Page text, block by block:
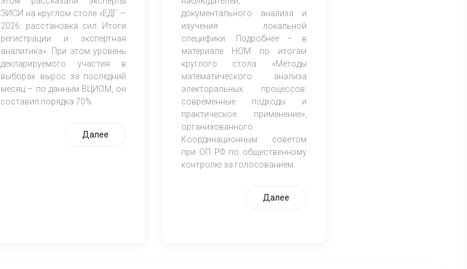
ЭИСИ на круглом столе «ЕДГ —
2026: расстановка сил. Итоги
регистрации и экспертная
аналитика». При этом уровень
декларируемого участия в
выборах вырос за последний
месяц – по данным ВЦИОМ, он
составил порядка 70%
Далее
документального анализа и
изучения локальной
специфики. Подробнее – в
материале НОМ по итогам
круглого стола «Методы
математического анализа
электоральных процессов:
современные подходы и
практическое применение»,
организованного
Координационным советом
при ОП РФ по общественному
контролю за голосованием.
Далее